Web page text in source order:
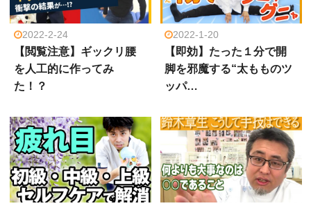
2022-2-24
【閲覧注意】ギックリ腰
を人工的に作ってみ
た！？
2022-1-20
【即効】たった１分で開
脚を邪魔する“太もものツ
ッパ…